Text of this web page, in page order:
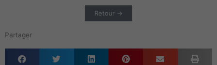
Retour →
Partager